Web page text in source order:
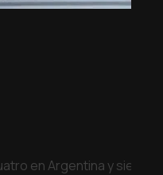
en Argentina y siete